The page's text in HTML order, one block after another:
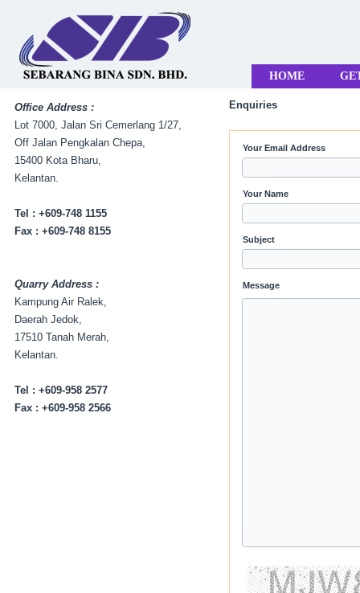
HOME
Office Address :
Lot 7000, Jalan Sri Cemerlang 1/27,
Off Jalan Pengkalan Chepa,
15400 Kota Bharu,
Kelantan.
Tel : +609-748 1155
Fax : +609-748 8155
Quarry Address :
Kampung Air Ralek,
Daerah Jedok,
17510 Tanah Merah,
Kelantan.
Tel : +609-958 2577
Fax : +609-958 2566
Enquiries
Your Email Address
Your Name
Subject
Message